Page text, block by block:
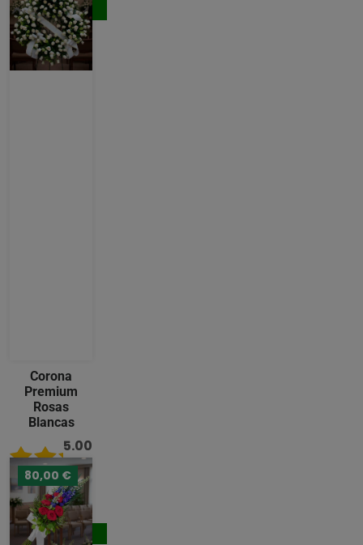
Comprar
Corona
Premium
Rosas
Blancas
5.00
/ 5
489,00
€
Comprar
80,00 €